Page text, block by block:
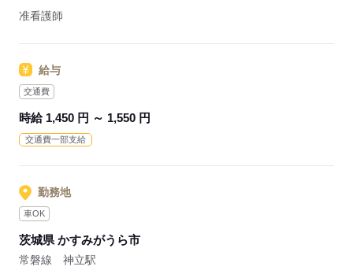
◎オンコール対応なし※提携機関が対応
担が軽減されやすい
・有料、サ高住、GH、在宅介護の事業と拠点を展開
・茨城県に本社をかまえる茨城県内で最大手の介護事業企業
■業務内容ー有料老人ホームでの看護業務
主には健康管理
准看護師
給与
交通費
時給 1,450 円 ～ 1,550 円
交通費一部支給
勤務地
車OK
茨城県 かすみがうら市
常磐線 神立駅